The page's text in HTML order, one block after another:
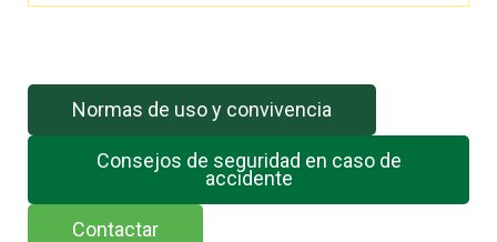
Normas de uso y convivencia
Consejos de seguridad en caso de
accidente
Contactar